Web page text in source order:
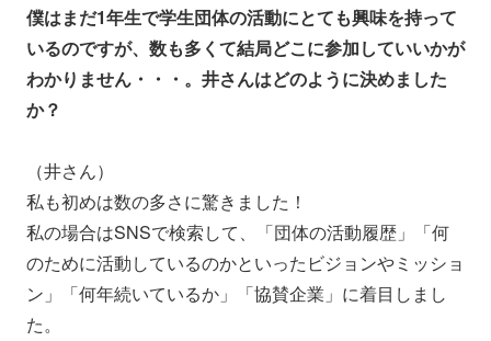
僕はまだ1年生で学生団体の活動にとても興味を持って
いるのですが、数も多くて結局どこに参加していいかが
わかりません・・・。井さんはどのように決めました
か？
（井さん）
私も初めは数の多さに驚きました！
私の場合はSNSで検索して、「団体の活動履歴」「何
のために活動しているのかといったビジョンやミッショ
ン」「何年続いているか」「協賛企業」に着目しまし
た。